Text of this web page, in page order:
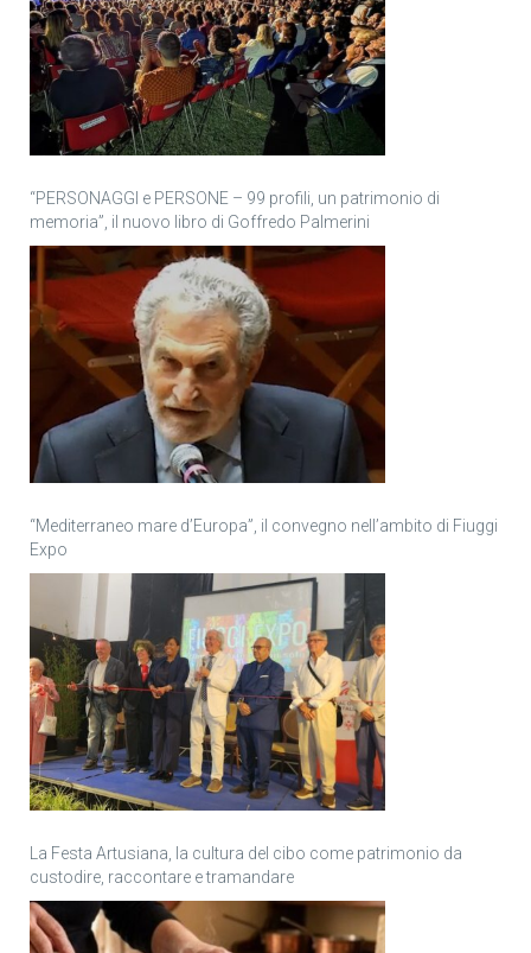
“PERSONAGGI e PERSONE – 99 profili, un patrimonio di
memoria”, il nuovo libro di Goffredo Palmerini
“Mediterraneo mare d’Europa”, il convegno nell’ambito di Fiuggi
Expo
La Festa Artusiana, la cultura del cibo come patrimonio da
custodire, raccontare e tramandare